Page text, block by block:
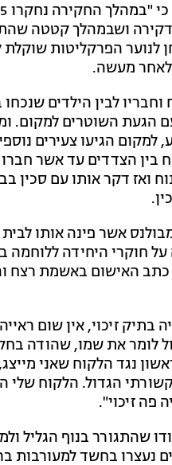
ושבמהלך קטטה
הפרקליטות שוקלת
לאחר מעשה.
לבין הילדים
השוטרים למקום.
למקום הגיעו צעירים
בין הצדדים עד אשר
ואז דקר אותו עם סכין
אשר פינה אותו
על חוקרי היחידה
כתב האישום באשמת
בתיק זיכוי, אין שום
לומר את שמו, שהודה
נגד הלקוח שאני
הגדול. הלקוח שלי
פה זיכוי".
שהתגורר בנוף הגליל
בחשד למעורבות